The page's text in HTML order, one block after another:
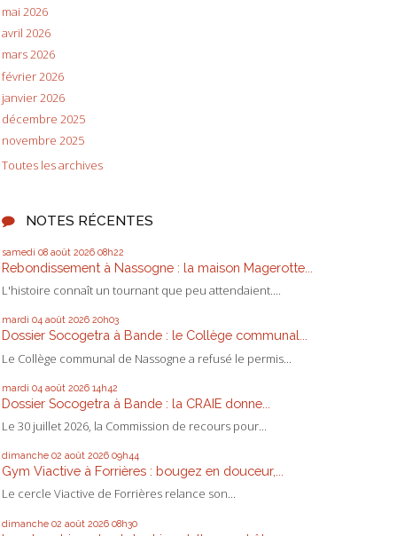
mai 2026
avril 2026
mars 2026
février 2026
janvier 2026
décembre 2025
novembre 2025
Toutes les archives
NOTES RÉCENTES
samedi 08 août 2026 08h22
Rebondissement à Nassogne : la maison Magerotte...
L'histoire connaît un tournant que peu attendaient....
mardi 04 août 2026 20h03
Dossier Socogetra à Bande : le Collège communal...
Le Collège communal de Nassogne a refusé le permis...
mardi 04 août 2026 14h42
Dossier Socogetra à Bande : la CRAIE donne...
Le 30 juillet 2026, la Commission de recours pour...
dimanche 02 août 2026 09h44
Gym Viactive à Forrières : bougez en douceur,...
Le cercle Viactive de Forrières relance son...
dimanche 02 août 2026 08h30